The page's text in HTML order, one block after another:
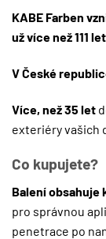
KABE Farben
už více než 111 let
V České
Více, než 35 let
exteriéry vašich
Co kupujete?
Balení obsahuje
pro správnou
penetrace po